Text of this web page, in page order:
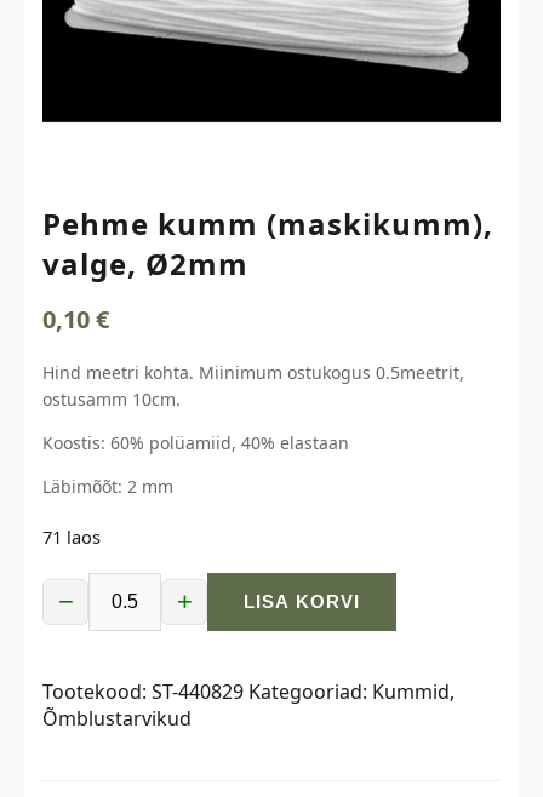
Pehme kumm (maskikumm),
valge, Ø2mm
0,10€
Hind meetri kohta. Miinimum ostukogus 0.5meetrit,
ostusamm 10cm.
Koostis: 60% polüamiid, 40% elastaan
Läbimõõt: 2 mm
71 laos
−
kumm
valge,
Ø2mm
+ LISA KORVI
Tootekood: ST-440829 Kategooriad: Kummid,
Õmblustarvikud